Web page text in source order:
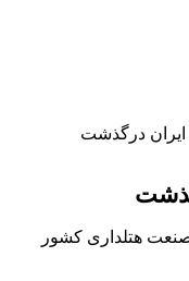
درگذشت
هتلداری کشور